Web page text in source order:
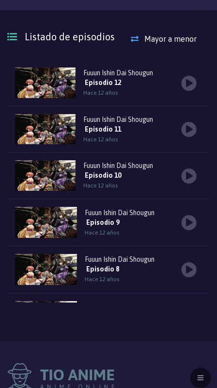
Listado de episodios Mayor a menor
Fuuun Ishin Dai Shougun
Episodio 12
Hace 12 años
Fuuun Ishin Dai Shougun
Episodio 11
Hace 12 años
Fuuun Ishin Dai Shougun
Episodio 10
Hace 12 años
Fuuun Ishin Dai Shougun
Episodio 9
Hace 12 años
Fuuun Ishin Dai Shougun
Episodio 8
Hace 12 años
Hace 12 años